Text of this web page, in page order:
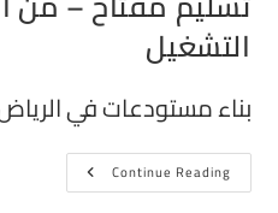
التشغيل
بناء مستودعات في
Continue Reading